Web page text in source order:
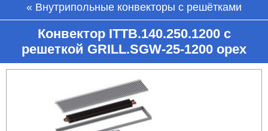
Внутрипольные конвекторы с решётками
Конвектор ITTB.140.250.1200 с
решеткой GRILL.SGW-25-1200 орех